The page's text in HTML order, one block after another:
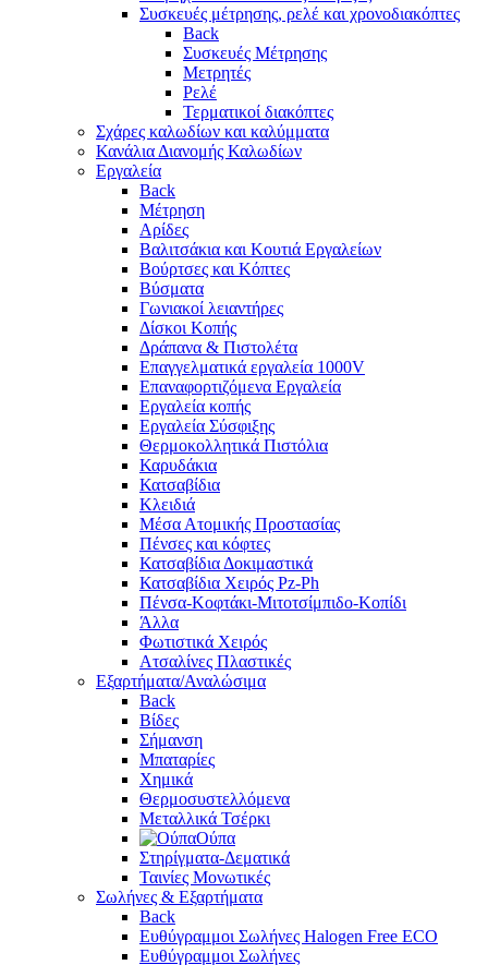
Συσκευές μέτρησης, ρελέ και χρονοδιακόπτες
Back
Συσκευές Μέτρησης
Μετρητές
Ρελέ
Τερματικοί διακόπτες
Σχάρες καλωδίων και καλύμματα
Κανάλια Διανομής Καλωδίων
Εργαλεία
Back
Μέτρηση
Αρίδες
Βαλιτσάκια και Κουτιά Εργαλείων
Βούρτσες και Κόπτες
Βύσματα
Γωνιακοί λειαντήρες
Δίσκοι Κοπής
Δράπανα & Πιστολέτα
Επαγγελματικά εργαλεία 1000V
Επαναφορτιζόμενα Εργαλεία
Εργαλεία κοπής
Εργαλεία Σύσφιξης
Θερμοκολλητικά Πιστόλια
Καρυδάκια
Κατσαβίδια
Κλειδιά
Μέσα Ατομικής Προστασίας
Πένσες και κόφτες
Κατσαβίδια Δοκιμαστικά
Κατσαβίδια Χειρός Pz-Ph
Πένσα-Κοφτάκι-Μιτοτσίμπιδο-Κοπίδι
Άλλα
Φωτιστικά Χειρός
Ατσαλίνες Πλαστικές
Εξαρτήματα/Αναλώσιμα
Back
Βίδες
Σήμανση
Μπαταρίες
Χημικά
Θερμοσυστελλόμενα
Μεταλλικά Τσέρκι
Ούπα
Στηρίγματα-Δεματικά
Ταινίες Μονωτικές
Σωλήνες & Εξαρτήματα
Back
Ευθύγραμμοι Σωλήνες Halogen Free ECO
Ευθύγραμμοι Σωλήνες